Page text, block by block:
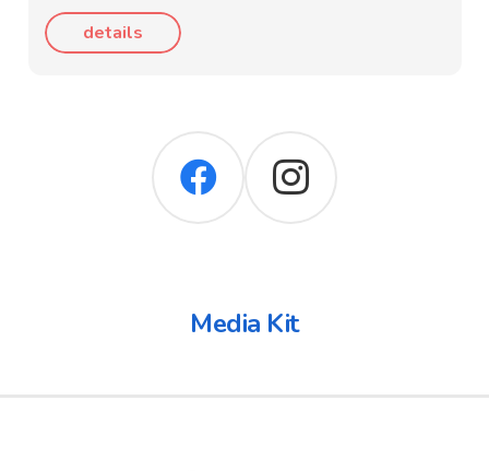
details
Media Kit